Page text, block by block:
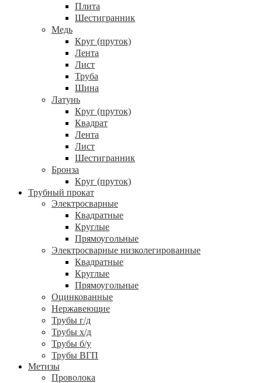
Плита
Шестигранник
Медь
Круг (пруток)
Лента
Лист
Труба
Шина
Латунь
Круг (пруток)
Квадрат
Лента
Лист
Шестигранник
Бронза
Круг (пруток)
Трубный прокат
Электросварные
Квадратные
Круглые
Прямоугольные
Электросварные низколегированные
Квадратные
Круглые
Прямоугольные
Оцинкованные
Нержавеющие
Трубы г/д
Трубы х/д
Трубы б/у
Трубы ВГП
Метизы
Проволока